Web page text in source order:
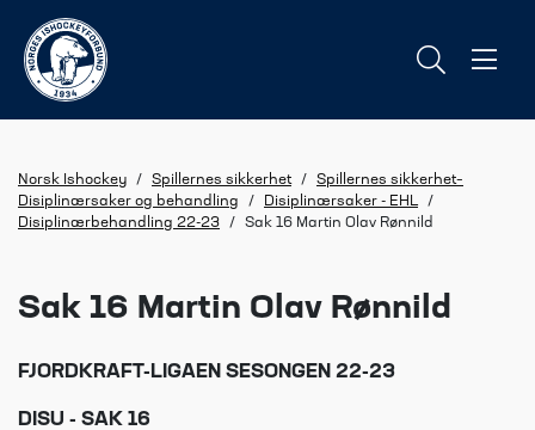
Norsk Ishockey / Spillernes sikkerhet /
Spillernes sikkerhet–
Disiplinærsaker og behandling
/ Disiplinærsaker - EHL
/
Disiplinærbehandling 22-23
/ Sak 16 Martin Olav Rønnild
Sak 16 Martin Olav Rønnild
FJORDKRAFT-LIGAEN SESONGEN 22-23
DISU - SAK 16